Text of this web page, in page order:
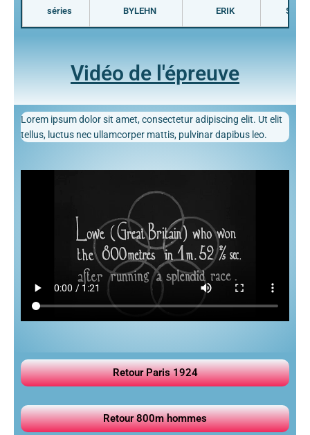
séries BYLEHN ERIK SUE
Vidéo de l'épreuve
Lorem ipsum dolor sit amet, consectetur adipiscing elit. Ut elit
tellus, luctus nec ullamcorper mattis, pulvinar dapibus leo.
Retour Paris 1924
Retour 800m hommes